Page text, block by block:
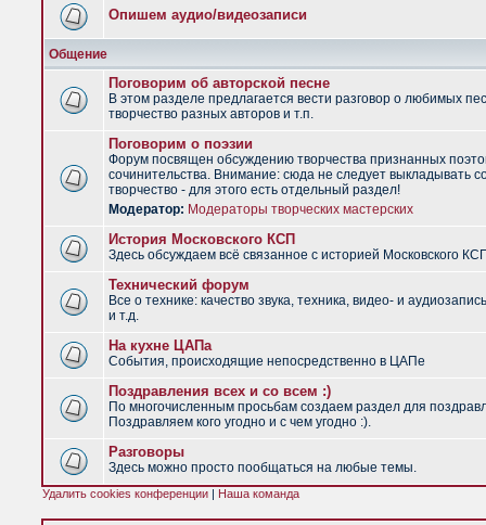
Опишем аудио/видеозаписи
Общение
Поговорим об авторской песне
В этом разделе предлагается вести разговор о любимых
творчество разных авторов и т.п.
Поговорим о поэзии
Форум посвящен обсуждению творчества признанных
сочинительства. Внимание: сюда не следует выкладывать
творчество - для этого есть отдельный раздел!
Модератор: Модераторы творческих мастерских
История Московского КСП
Здесь обсуждаем всё связанное с историей Московского
Технический форум
Все о технике: качество звука, техника, видео- и
и т.д.
На кухне ЦАПа
События, происходящие непосредственно в ЦАПе
Поздравления всех и со всем :)
По многочисленным просьбам создаем раздел для
Поздравляем кого угодно и с чем угодно :).
Разговоры
Здесь можно просто пообщаться на любые темы.
Удалить cookies конференции | Наша команда